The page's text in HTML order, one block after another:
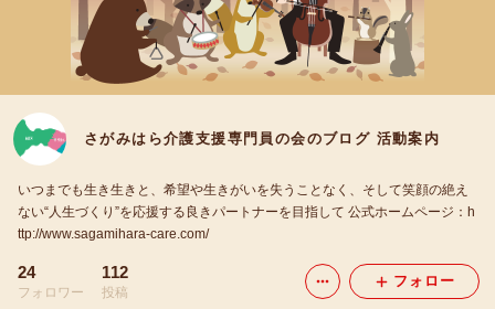
さがみはら介護支援専門員の会のブログ 活動案内
いつまでも生き生きと、希望や生きがいを失うことなく、そして笑顔の絶え
ない“人生づくり”を応援する良きパートナーを目指して 公式ホームページ：h
ttp://www.sagamihara-care.com/
24
フォロワー
112
投稿
フォロー